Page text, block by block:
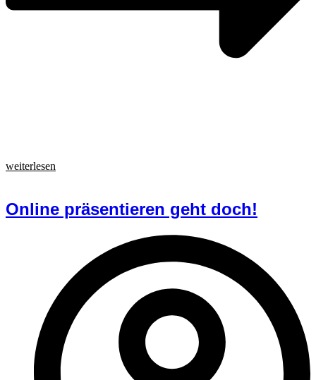
weiterlesen
Online präsentieren geht doch!